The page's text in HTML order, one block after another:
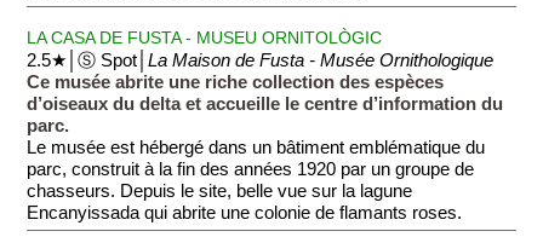
LA CASA DE FUSTA - MUSEU ORNITOLÒGIC
2.5★│Ⓢ Spot│La Maison de Fusta - Musée Ornithologique
Ce musée abrite une riche collection des espèces
d’oiseaux du delta et accueille le centre d’information du
parc.
Le musée est hébergé dans un bâtiment emblématique du
parc, construit à la fin des années 1920 par un groupe de
chasseurs. Depuis le site, belle vue sur la lagune
Encanyissada qui abrite une colonie de flamants roses.